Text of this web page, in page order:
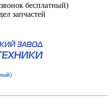
бесплатный)
запчастей